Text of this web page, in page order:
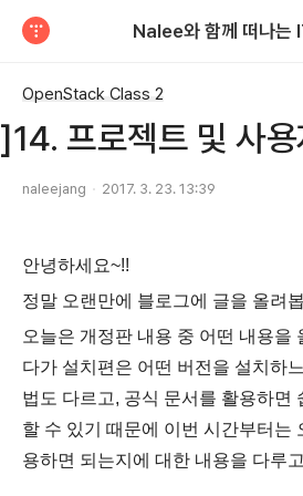
Nalee와 함께 떠나는
OpenStack Class 2
프로젝트 및 사용
naleejang 2017. 3. 23. 13:39
안녕하세요~!!
정말 오랜만에 블로그에 글을 올려
오늘은 개정판 내용 중 어떤 내용을
다가 설치편은 어떤 버전을 설치하
법도 다르고, 공식 문서를 활용하면
할 수 있기 때문에 이번 시간부터는
용하면 되는지에 대한 내용을 다루